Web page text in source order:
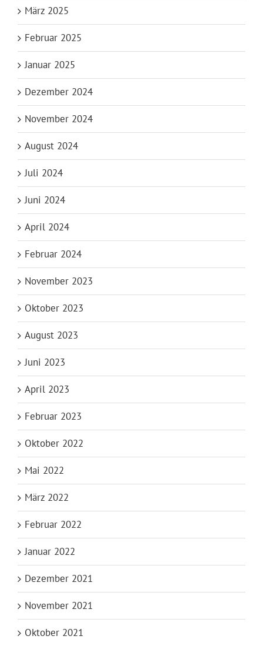
März 2025
Februar 2025
Januar 2025
Dezember 2024
November 2024
August 2024
Juli 2024
Juni 2024
April 2024
Februar 2024
November 2023
Oktober 2023
August 2023
Juni 2023
April 2023
Februar 2023
Oktober 2022
Mai 2022
März 2022
Februar 2022
Januar 2022
Dezember 2021
November 2021
Oktober 2021